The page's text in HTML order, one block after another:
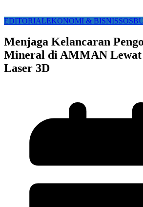
EDITORIALEKONOMI & BISNIS
Menjaga Kelancaran
Mineral di AMMAN Lewat
Laser 3D